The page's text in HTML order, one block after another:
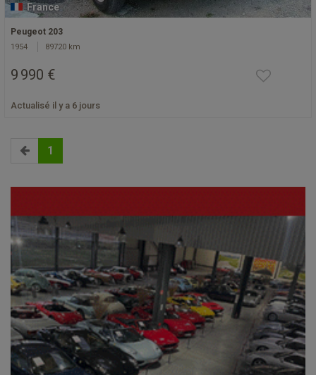
France
Peugeot 203
1954 89720 km
9 990 €
Actualisé il y a 6 jours
1